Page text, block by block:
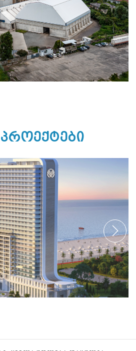
ᲞᲠᲝᲔᲥᲢᲔᲑᲘ